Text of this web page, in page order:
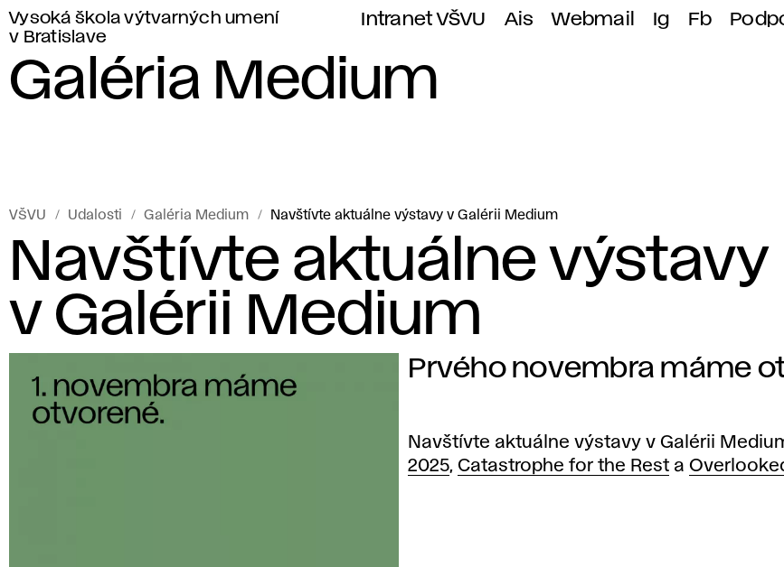
Vysoká škola výtvarných umení
v Bratislave
Intranet VŠVU Ais Webmail Ig Fb
Galéria Medium
VŠVU Udalosti Galéria Medium Navštívte aktuálne výstavy v Galérii Medium
Navštívte aktuálne výstavy
v Galérii Medium
Prvého novembra máme
Navštívte aktuálne výstavy v Galérii
2025,Catastrophe for the Rest a